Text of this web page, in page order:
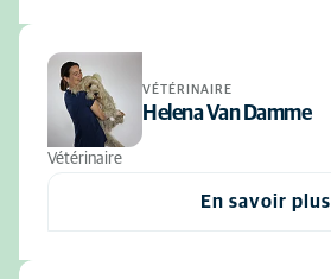
VÉTÉRINAIRE
Helena Van Damme
Vétérinaire
En savoir plus